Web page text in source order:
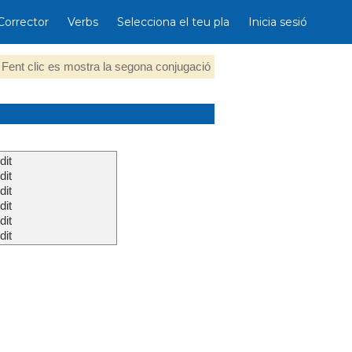
Verbs Selecciona el teu pla Inicia sesió
Fent clic es mostra la segona conjugació